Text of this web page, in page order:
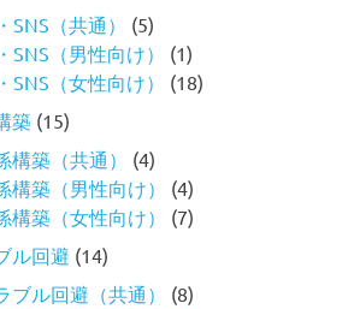
SNS（共通）
(5)
SNS（男性向け）
(1)
SNS（女性向け）
(18)
築(15)
構築（共通）
(4)
構築（男性向け）
(4)
構築（女性向け）
(7)
ル回避 (14)
ブル回避（共通）
(8)